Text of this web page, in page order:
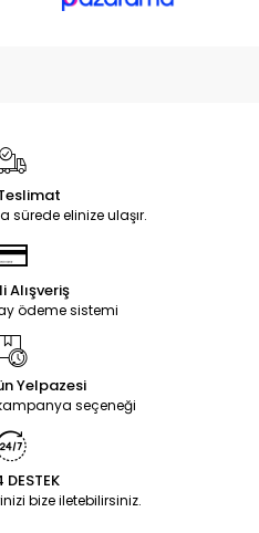
Teslimat
sürede elinize ulaşır.
Alışveriş
ödeme sistemi
Yelpazesi
seçeneği
bize iletebilirsiniz.